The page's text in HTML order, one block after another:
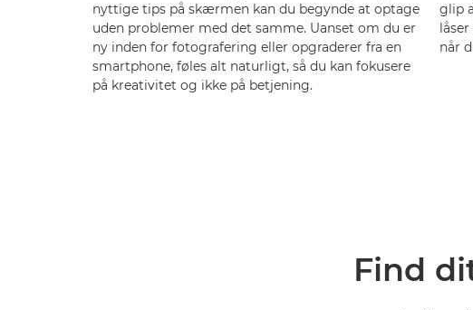
nyttige tips på skærmen kan du begynde at optage
uden problemer med det samme. Uanset om du er
ny inden for fotografering eller opgraderer fra en
smartphone, føles alt naturligt, så du kan fokusere
på kreativitet og ikke på betjening.
glip
når
Find